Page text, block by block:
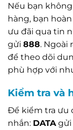
Nếu bạn
hàng, bạn
ưu đãi qua tin
gửi 888. Ngoài
để theo dõi
phù hợp với
Kiểm tra và
Để kiểm tra ưu
nhắn: DATAgửi